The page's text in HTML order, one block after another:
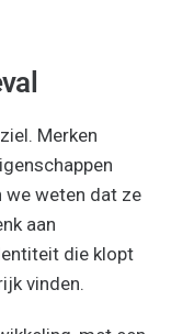
Merken
we weten dat ze
aan
die klopt
vinden.